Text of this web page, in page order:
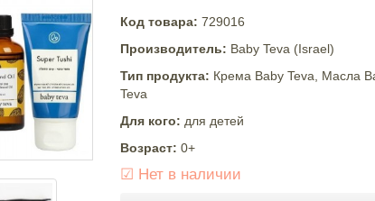
Код товара: 729016
Производитель: Baby Teva (Israel)
Тип продукта: Крема Baby Teva, Масла
Teva
Для кого: для детей
Возраст: 0+
☑ Нет в наличии